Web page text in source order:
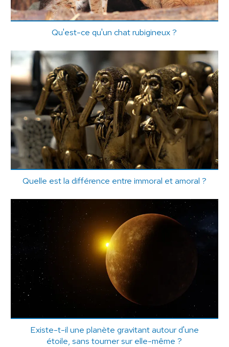
Qu'est-ce qu'un chat rubigineux ?
Quelle est la différence entre immoral et amoral ?
Existe-t-il une planète gravitant autour d'une
étoile, sans tourner sur elle-même ?